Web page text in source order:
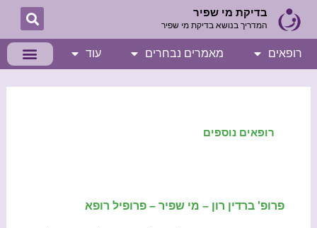
דילוג
לתוכן
בדיקת מי שפיר
המדריך בנושא בדיקת מי שפיר
רופאים מאמרים נבחרים עוד
רופאים נוספים
פרופ' ברדין רון – מי שפיר – פרופיל רופא
פרופ'